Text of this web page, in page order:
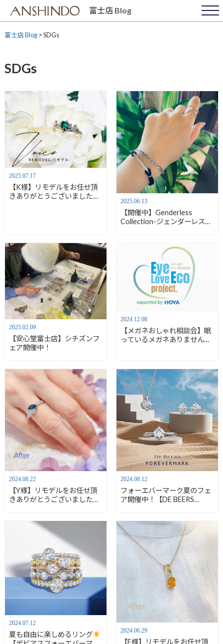
content
富士店 Blog
富士店 Blog>SDGs
SDGs
2025.07.17
【K様】リモデルをお任せ頂
きありがとうございました／
2025.06.13
【開催中】Genderless
Collection-ジェンダーレス・
2025.02.09
【安心堂富士店】シチズンフ
ェア開催中！
2024.12.08
【メガネおしゃれ相談会】眠
っているメガネありません
2024.08.22
【Y様】リモデルをお任せ頂
きありがとうございました／
2024.08.12
フォーエバーマーク夏のフェ
ア開催中！【DE BEERS
2024.07.12
夏も自由に楽しめるリング
2024.06.29
【F様】リモデルをお任せ頂